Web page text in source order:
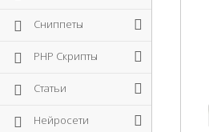
Сниппеты
PHP Скрипты
Статьи
Нейросети